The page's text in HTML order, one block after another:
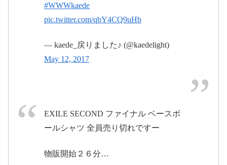
pic.twitter.com/m88lfy6G7P
達の新たなる挑戦が始まる。EXILE THE SECOND
Official Website
EXILE THE SECOND LIVE TOUR 2016-2017 WILD
2017年5月12日
#WWWkaede
pic.twitter.com/qbY4CQ9uHb
— kaede_戻りました♪ (@kaedelight)
May 12, 2017
EXILE SECOND ファイナル ベースボ
ールシャツ 全員売り切れですー
物販開始２６分…